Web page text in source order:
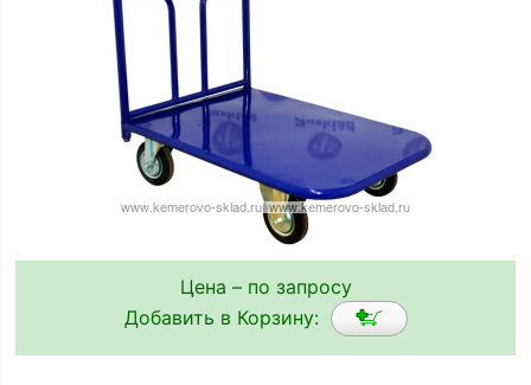
Цена – по запросу
Добавить в Корзину: